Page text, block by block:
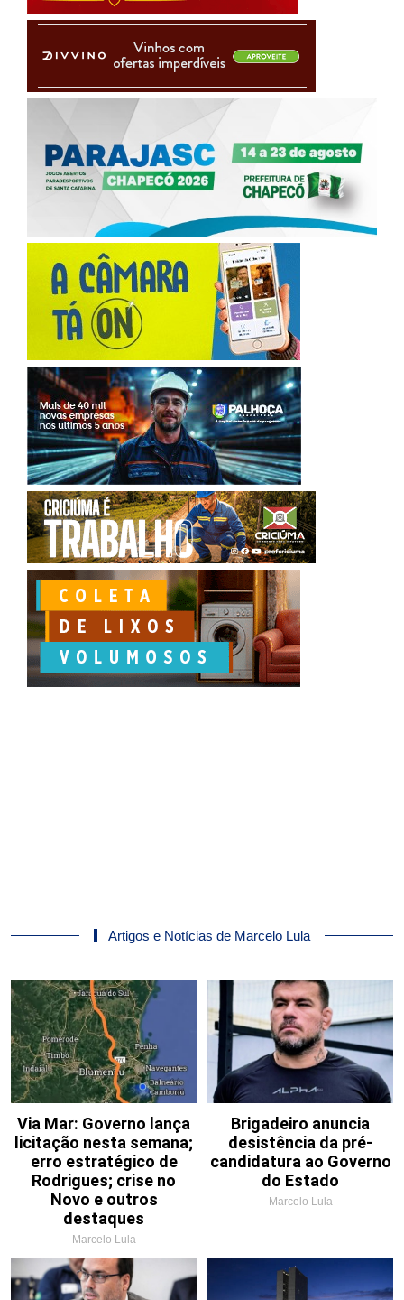
Artigos e Notícias de Marcelo Lula
Via Mar: Governo lança
licitação nesta semana;
erro estratégico de
Rodrigues; crise no
Novo e outros
destaques
Marcelo Lula
Brigadeiro anuncia
desistência da pré-
candidatura ao Governo
do Estado
Marcelo Lula